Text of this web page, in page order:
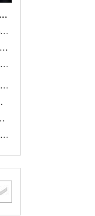
전쟁 중인데 바닥난 탄약…트럼프 ‘이란전 무기고갈’ 국방장관 질책
이란 “오만과 호르무즈 새 항로 합의…선박 안전은 보장 못해”
이란 대통령 "현재 새로운 최고지도자와 소통 어려운 상황"
트럼프 “이란과 합의하고 싶다…살상 원치 않아”
트럼프 "호르무즈 해협 곧 열릴것… 그렇지 않으면 이란에 강력 공격"
이뤄질 것"
프 비꼰 ‘타코’
트럼프 “이란과 대화 중…이번이 마지막 기회”